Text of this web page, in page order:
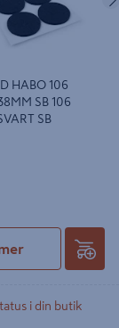
HABO 106
SB 106
SB
i din butik